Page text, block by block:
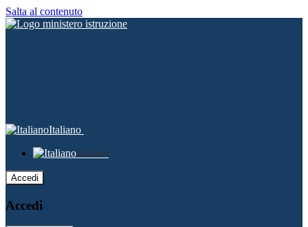
Salta al contenuto
Italiano
Italiano
Accedi
Accedi